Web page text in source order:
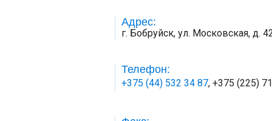
Адрес:
г. Бобруйск, ул. Московская, д.
Телефон:
+375 (44) 532 34 87, +375 (225)